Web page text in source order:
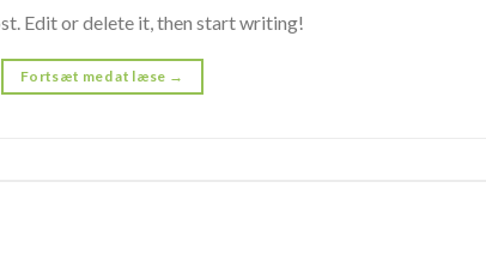
Edit or delete it, then start writing!
Fortsæt med at læse →